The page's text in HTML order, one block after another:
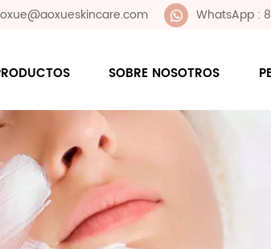
WhatsApp :
SOBRE NOSOTROS